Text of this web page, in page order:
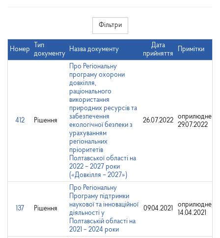
Фільтри
Номер
Тип
документу
Назва документу
Дата
прийняття
Примітки
412 Рішення
Про Регіональну
програму охорони
довкілля,
раціонального
використання
природних ресурсів та
забезпечення
екологічної безпеки з
урахуванням
регіональних
пріоритетів
Полтавської області на
2022 – 2027 роки
(«Довкілля – 2027»)
26.07.2022
оприлюднено:
29.07.2022
137 Рішення
Про Регіональну
Програму підтримки
наукової та інноваційної
діяльності у
Полтавській області на
2021 – 2024 роки
09.04.2021
оприлюднено
14.04.2021